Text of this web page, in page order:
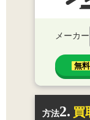
メーカー
無料
方法2. 買